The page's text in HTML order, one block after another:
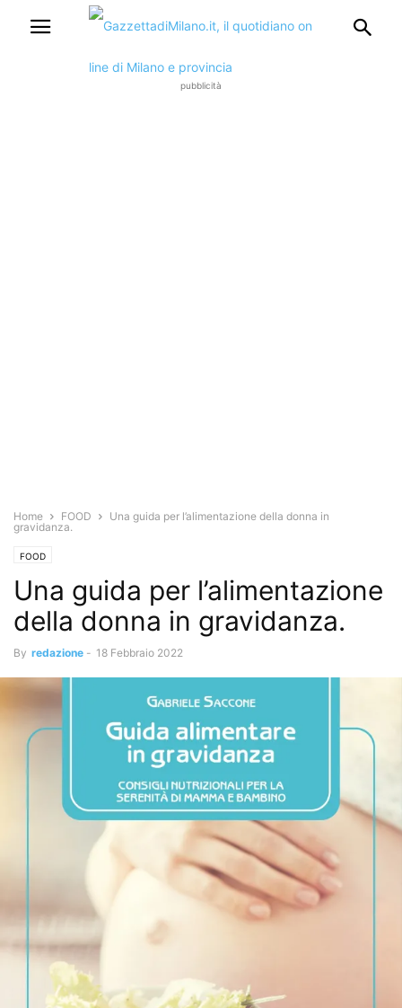
pubblicità
Home FOOD
Una guida per l’alimentazione della donna in
gravidanza.
FOOD
Una guida per l’alimentazione
della donna in gravidanza.
By redazione - 18 Febbraio 2022